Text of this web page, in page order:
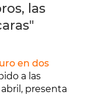
las
en dos
a las
presenta